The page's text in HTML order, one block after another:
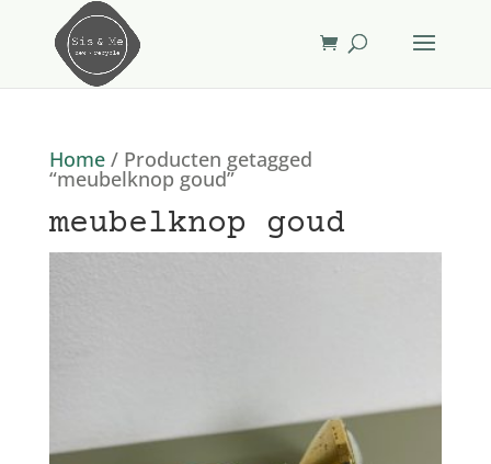
Home/ Producten getagged
“meubelknop goud”
meubelknop goud